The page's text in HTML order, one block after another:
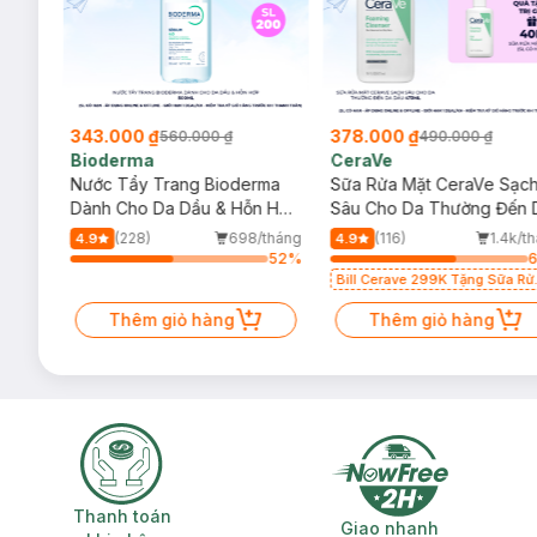
Thương hiệu:Clinique
Lưu ý: Tác dụng có thể khác nhau tuỳ cơ địa của người dùng
343.000 ₫560.000 ₫
Bioderma
Nước Tẩy Trang Bioderma
Dành Cho Da Dầu & Hỗn Hợp
500ml
4.9 (228)
698/tháng
52%
Thêm giỏ hàng
378.000 ₫490.000 ₫
CeraVe
Sữa Rửa Mặt CeraVe Sạch
Sâu Cho Da Thường Đến
Dầu 473ml
4.9 (116)
1.4k/
Bill Cerave 299K Tặng Sữa Rửa
Thêm giỏ hàng
Thanh toán khi nhận hàng
Thanh toán
Giao nhanh
Giao nhanh